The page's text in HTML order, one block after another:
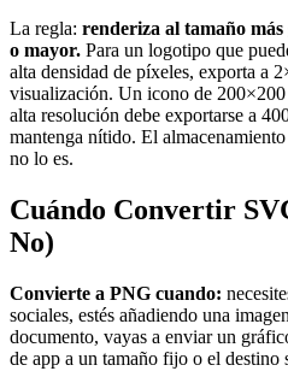
La regla: renderiza al tamaño
o mayor. Para un logotipo que
alta densidad de píxeles, exporta a
visualización. Un icono de
alta resolución debe exportarse a
mantenga nítido. El
no lo es.
Cuándo Convertir
No)
Convierte a PNG cuando:
sociales, estés añadiendo una
documento, vayas a enviar un
de app a un tamaño fijo o el